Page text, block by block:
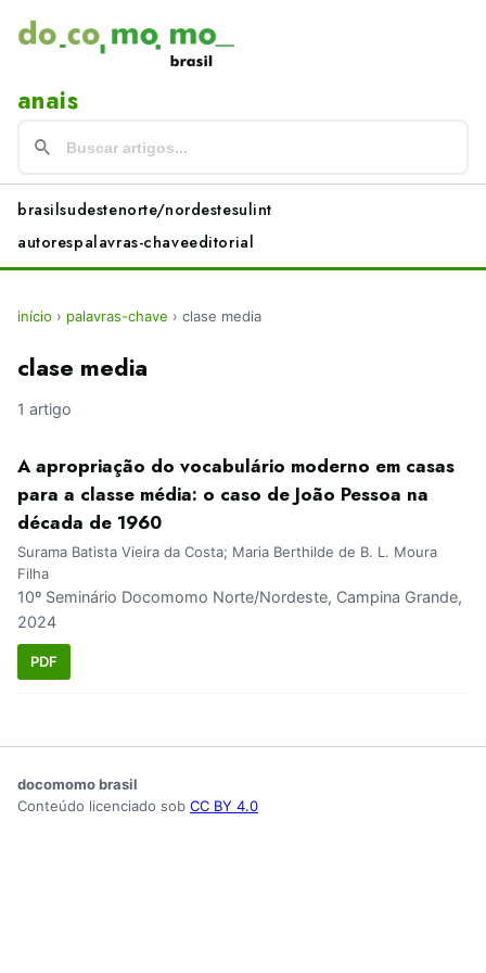
anais
brasilsudestenorte/nordestesulint
autorespalavras-chaveeditorial
início › palavras-chave › clase media
clase media
1 artigo
A apropriação do vocabulário moderno em casas
para a classe média: o caso de João Pessoa na
década de 1960
Surama Batista Vieira da Costa; Maria Berthilde de B. L. Moura
Filha
10º Seminário Docomomo Norte/Nordeste, Campina Grande,
2024
PDF
docomomo brasil
Conteúdo licenciado sob CC BY 4.0